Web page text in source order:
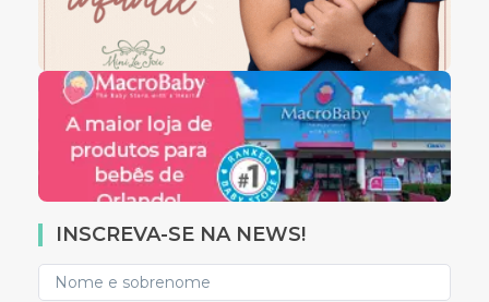
INSCREVA-SE NA NEWS!